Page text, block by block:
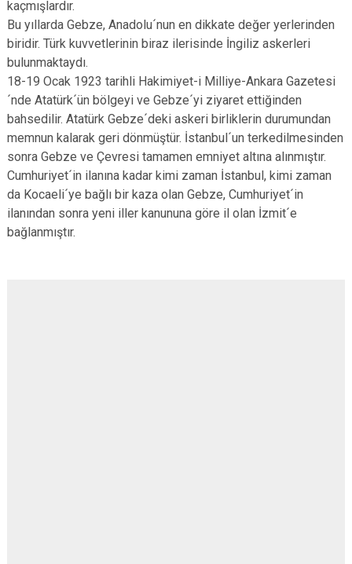
kaçmışlardır.
Bu yıllarda Gebze, Anadolu´nun en dikkate değer yerlerinden
biridir. Türk kuvvetlerinin biraz ilerisinde İngiliz askerleri
bulunmaktaydı.
18-19 Ocak 1923 tarihli Hakimiyet-i Milliye-Ankara Gazetesi
´nde Atatürk´ün bölgeyi ve Gebze´yi ziyaret ettiğinden
bahsedilir. Atatürk Gebze´deki askeri birliklerin durumundan
memnun kalarak geri dönmüştür. İstanbul´un terkedilmesinden
sonra Gebze ve Çevresi tamamen emniyet altına alınmıştır.
Cumhuriyet´in ilanına kadar kimi zaman İstanbul, kimi zaman
da Kocaeli´ye bağlı bir kaza olan Gebze, Cumhuriyet´in
ilanından sonra yeni iller kanununa göre il olan İzmit´e
bağlanmıştır.